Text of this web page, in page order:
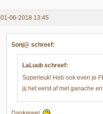
01-06-2018 13:45
Sonj@ schreef:
LaLuub schreef:
Superleuk! Heb ook even je
jij het eerst af met ganache